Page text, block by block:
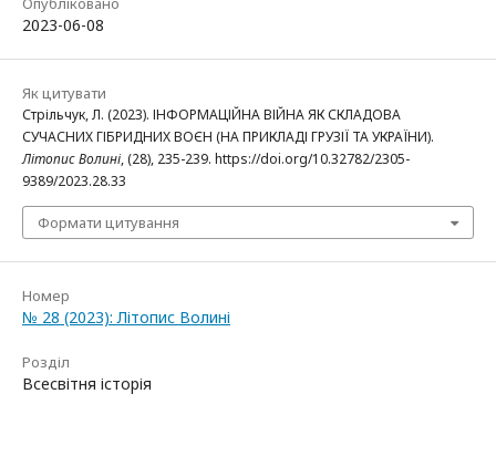
2023-06-08
Як цитувати
Стрільчук, Л. (2023). ІНФОРМАЦІЙНА ВІЙНА ЯК СКЛАДОВА
СУЧАСНИХ ГІБРИДНИХ ВОЄН (НА ПРИКЛАДІ ГРУЗІЇ ТА УКРАЇНИ).
Літопис Волині, (28), 235-239. https://doi.org/10.32782/2305-
9389/2023.28.33
Формати цитування
Номер
№ 28 (2023): Літопис Волині
Розділ
Всесвітня історія